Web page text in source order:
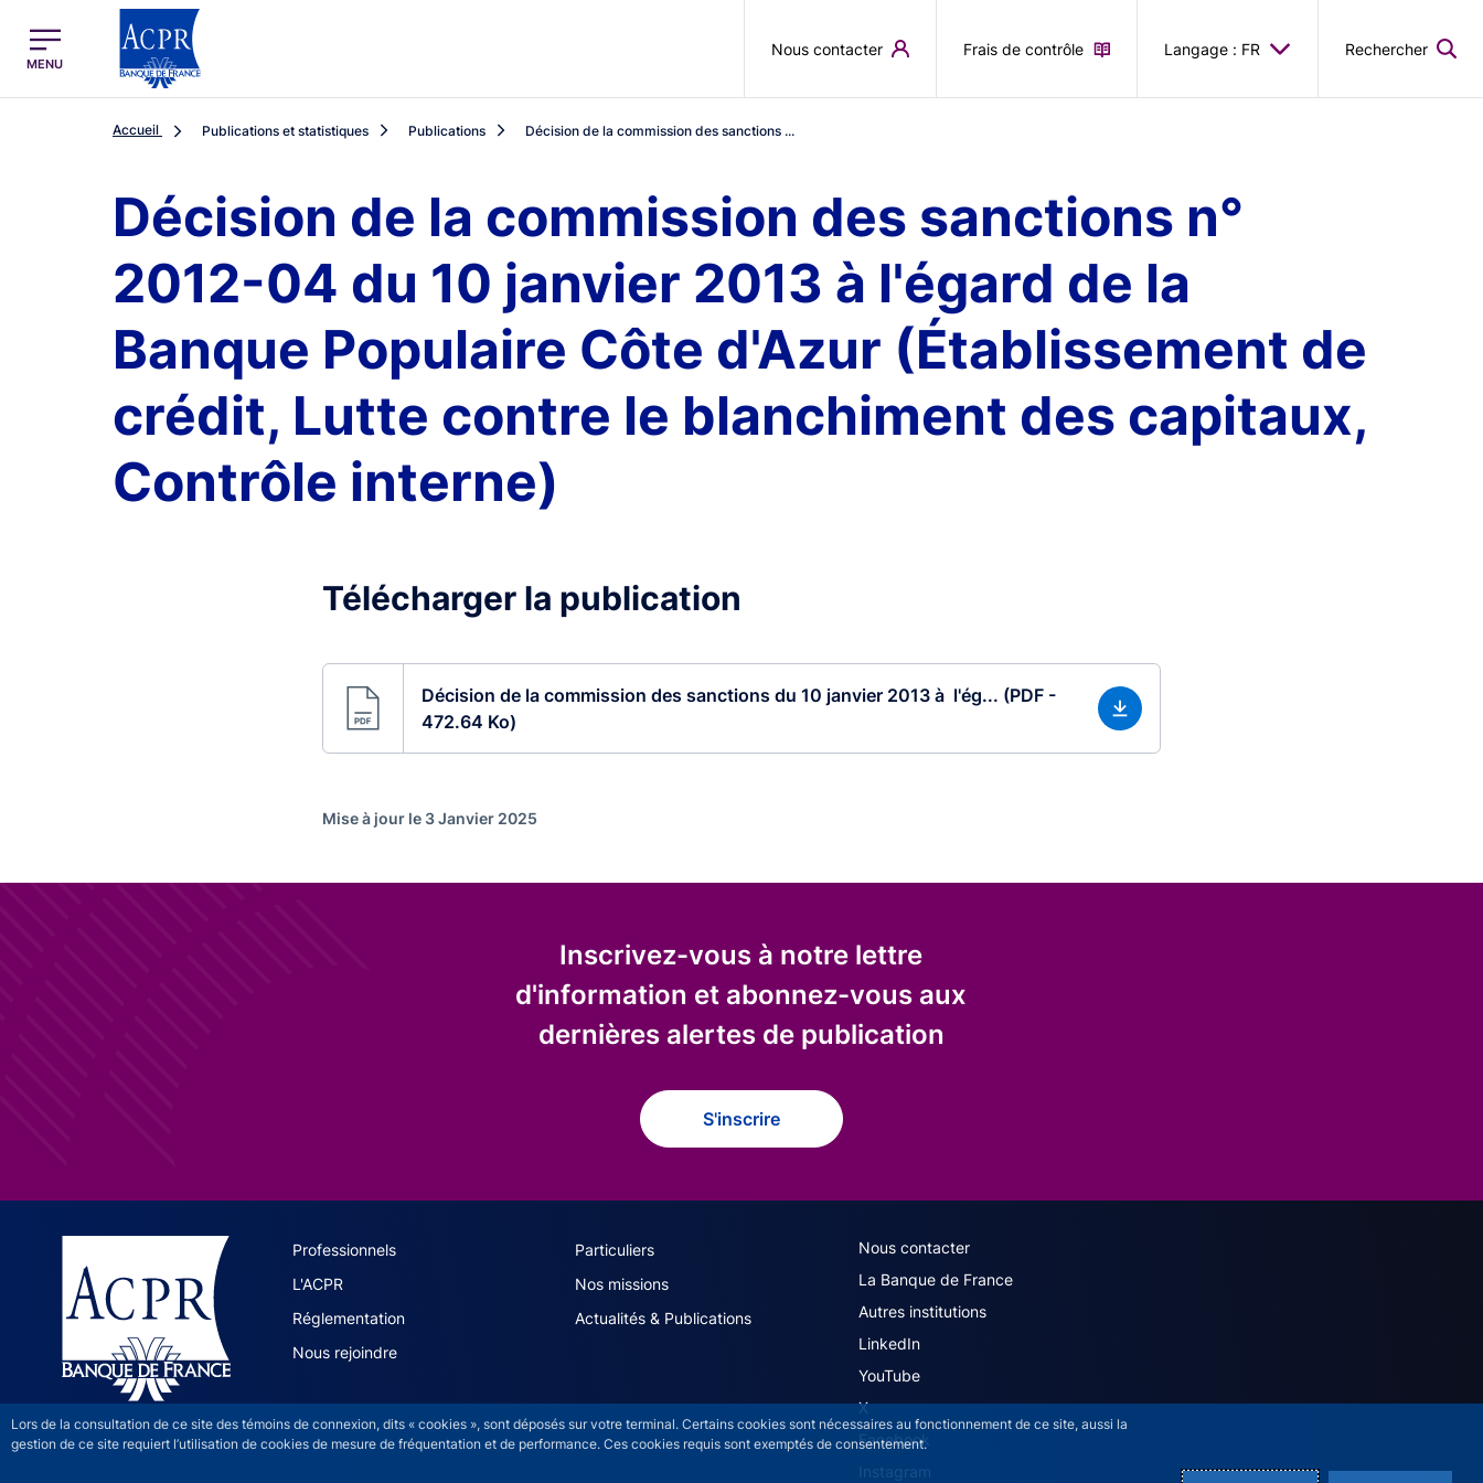
Lors de la consultation de ce site des témoins de connexion, dits « cookies », sont déposés sur votre terminal. Certains cookies sont nécessaires au fonctionnement de ce site, aussi la
gestion de ce site requiert l’utilisation de cookies de mesure de fréquentation et de performance. Ces cookies requis sont exemptés de consentement.
ACPR Menu Principal (French)
MENU
Nous contacter Frais de contrôle Langage : FR Rechercher
Accueil Publications et statistiques Publications Décision de la commission des sanctions ...
Décision de la commission des sanctions n°
2012-04 du 10 janvier 2013 à l'égard de la
Banque Populaire Côte d'Azur (Établissement de
crédit, Lutte contre le blanchiment des capitaux,
Contrôle interne)
Télécharger la publication
Décision de la commission des sanctions du 10 janvier 2013 à l'ég... (PDF -
472.64 Ko)
Mise à jour le 3 Janvier 2025
Inscrivez-vous à notre lettre
d'information et abonnez-vous aux
dernières alertes de publication
S'inscrire
ACPR site navigation (French)
Professionnels
Particuliers
L'ACPR
Nos missions
Réglementation
Actualités & Publications
Nous rejoindre
ACPR footer secondary menu (French)
Nous contacter
La Banque de France
Autres institutions
LinkedIn
YouTube
X
Facebook
Instagram